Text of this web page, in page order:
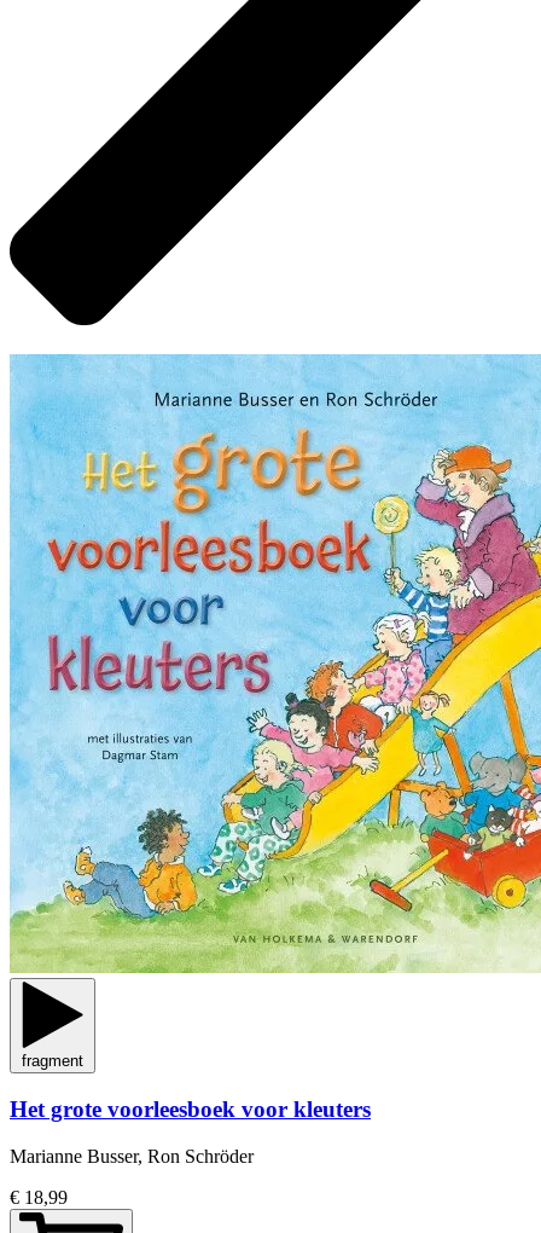
fragment
Het grote voorleesboek voor kleuters
Marianne Busser, Ron Schröder
€ 18,99